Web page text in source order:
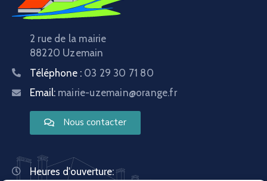
2 rue de la mairie
88220 Uzemain
Téléphone : 03 29 30 71 80
Email: mairie-uzemain@orange.fr
Nous contacter
Heures d'ouverture: